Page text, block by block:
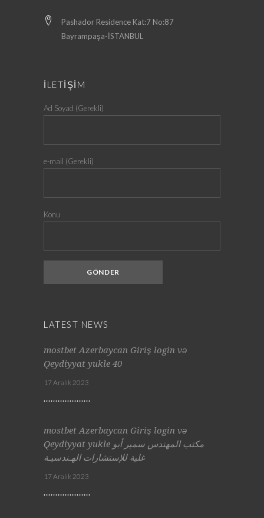
Pashador Residence Kat:7 No:87
Bayrampaşa-İSTANBUL
İLETİŞİM
Ad Soyad (Gerekli)
e-mail (Gerekli)
Konu
LATEST NEWS
mostbet Azerbaycan Giriş login və
Qeydiyyat yukle 40
17 Aralık 2023
mostbet Azerbaycan Giriş login və
Qeydiyyat yukle مكتب المهندس سمير أبو
غلية للإستشارات الهـندسيـة
17 Aralık 2023